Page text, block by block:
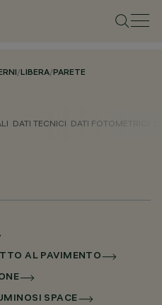
/LIBERA/PARETE
DATI TECNICI DATI FOTOMETRICI
AL PAVIMENTO
SPACE